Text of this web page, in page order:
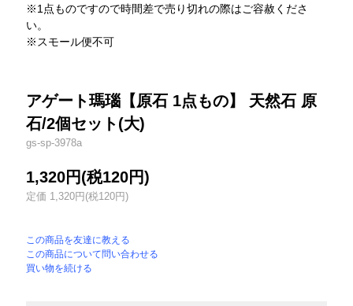
※1点ものですので時間差で売り切れの際はご容赦くださ
い。
※スモール便不可
アゲート瑪瑙【原石 1点もの】 天然石 原
石/2個セット(大)
gs-sp-3978a
1,320円(税120円)
定価 1,320円(税120円)
この商品を友達に教える
この商品について問い合わせる
買い物を続ける